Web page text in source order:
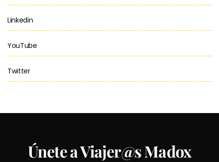
Linkedin
YouTube
Twitter
Únete a Viajer@s Madox